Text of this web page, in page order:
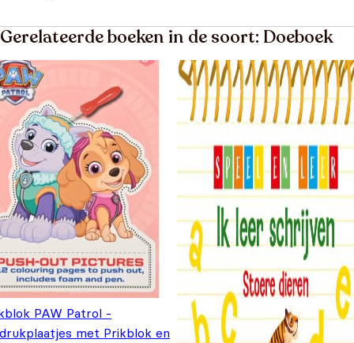
Gerelateerde boeken in de soort: Doeboek
PAW Patrol -
met Prikblok en